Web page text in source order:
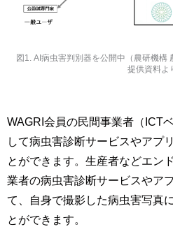
図1. AI病虫害判別器を公開中（農研機構
提供資料よ
WAGRI会員の民間事業者（ICT
して病虫害診断サービスやアプ
とができます。生産者などエン
業者の病虫害診断サービスやア
て、自身で撮影した病虫害写真
とができます。